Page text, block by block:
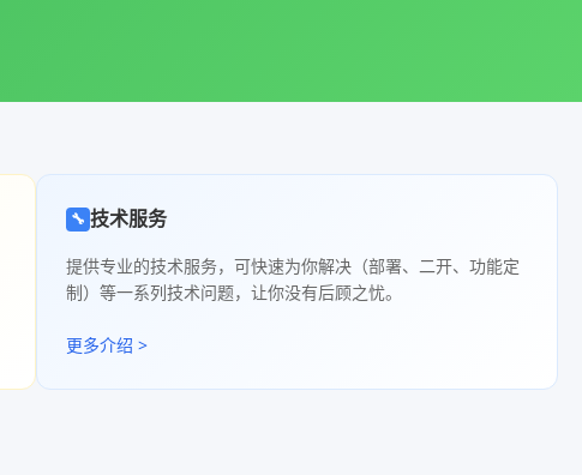
🔧 技术服务
提供专业的技术服务，可快速为你解决（部署、二开、功能定
制）等一系列技术问题，让你没有后顾之忧。
更多介绍 >